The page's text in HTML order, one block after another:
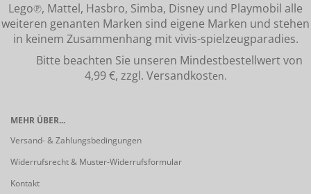
Lego℗, Mattel, Hasbro, Simba, Disney und Playmobil alle
weiteren genanten Marken sind eigene Marken und stehen
in keinem Zusammenhang mit vivis-spielzeugparadies.
Bitte beachten Sie unseren Mindestbestellwert von
4,99 €, zzgl. Versandkosten.
MEHR ÜBER...
Versand- & Zahlungsbedingungen
Widerrufsrecht & Muster-Widerrufsformular
Kontakt